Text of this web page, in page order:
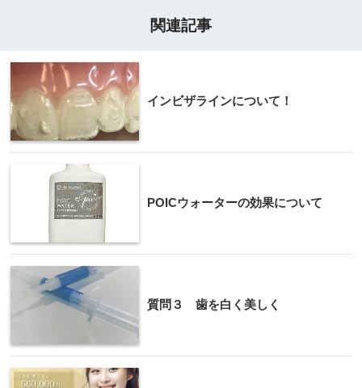
関連記事
インビザラインについて！
POICウォーターの効果について
質問３ 歯を白く美しく